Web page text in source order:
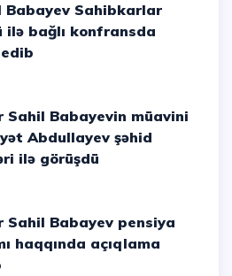
ilə bağlı konfransda
edib
Abdullayev şəhid
ilə görüşdü
haqqında açıqlama